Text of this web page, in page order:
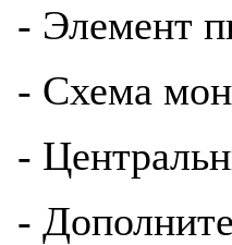
- Элемент
- Схема
-
-